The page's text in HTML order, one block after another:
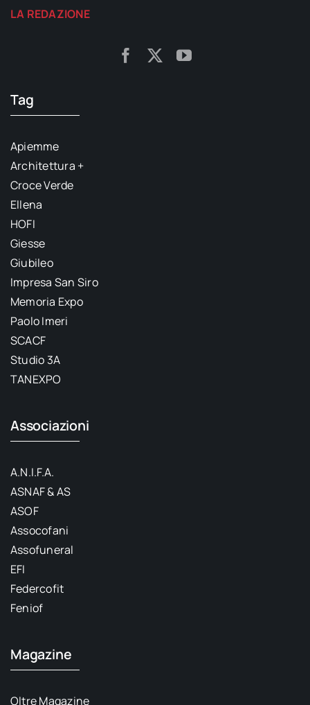
LA REDAZIONE
Tag
Apiemme
Architettura +
Croce Verde
Ellena
HOFI
Giesse
Giubileo
Impresa San Siro
Memoria Expo
Paolo Imeri
SCACF
Studio 3A
TANEXPO
Associazioni
A.N.I.F.A.
ASNAF & AS
ASOF
Assocofani
Assofuneral
EFI
Federcofit
Feniof
Magazine
Oltre Magazine